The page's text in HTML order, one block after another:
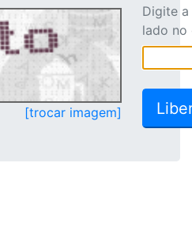
[trocar imagem]
Digite
lado no